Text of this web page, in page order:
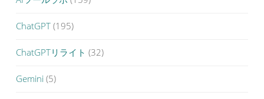
ChatGPT (195)
ChatGPTリライト (32)
Gemini (5)